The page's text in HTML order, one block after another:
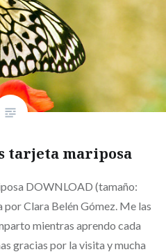
tarjeta mariposa
DOWNLOAD (tamaño:
Clara Belén Gómez. Me las
mientras aprendo cada
gracias por la visita y mucha